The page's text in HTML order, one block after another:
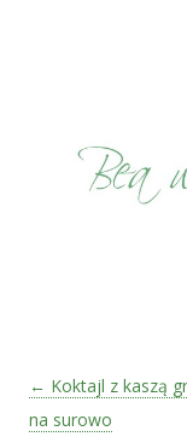
Zobacz wpisy
← Koktajl z kaszą
na surowo